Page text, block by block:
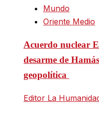
Mundo
Oriente Medio
Acuerdo nuclear
desarme de
geopolítica
Editor La